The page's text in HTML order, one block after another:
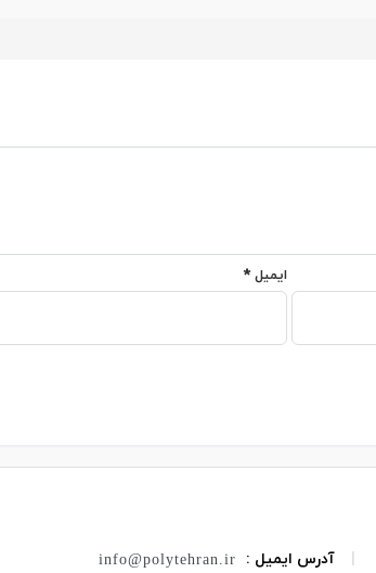
ایمیل*
آدرس ایمیل : info@polytehran.ir